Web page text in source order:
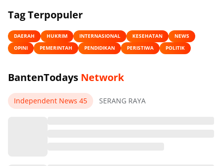
Tag Terpopuler
DAERAH HUKRIM INTERNASIONAL KESEHATAN
NEWS
OPINI
PEMERINTAH PENDIDIKAN PERISTIWA POLITIK
BantenTodays Network
Independent News 45 SERANG RAYA